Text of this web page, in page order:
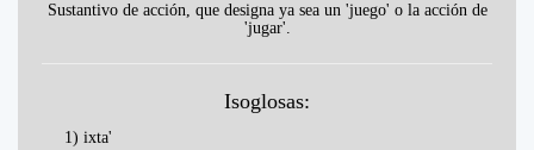
Sustantivo de acción, que designa ya sea un 'juego' o la acción de
'jugar'.
Isoglosas:
1) ixta'